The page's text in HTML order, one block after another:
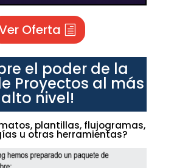
Oferta
el poder de la
Proyectos al más
alto nivel!
plantillas, flujogramas,
u otras herramientas?